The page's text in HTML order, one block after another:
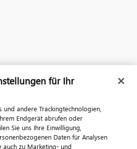
Sie uns
für Ihr
und andere Trackingtechnologien,
Endgerät abrufen oder
Sie uns Ihre Einwilligung,
Daten für Analysen
auch zu Marketing- und